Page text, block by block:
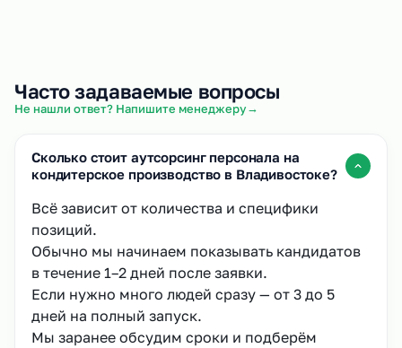
Часто задаваемые вопросы
Не нашли ответ? Напишите менеджеру→
Сколько стоит аутсорсинг персонала на
кондитерское производство в Владивостоке?
Всё зависит от количества и специфики
позиций.
Обычно мы начинаем показывать кандидатов
в течение 1–2 дней после заявки.
Если нужно много людей сразу — от 3 до 5
дней на полный запуск.
Мы заранее обсудим сроки и подберём